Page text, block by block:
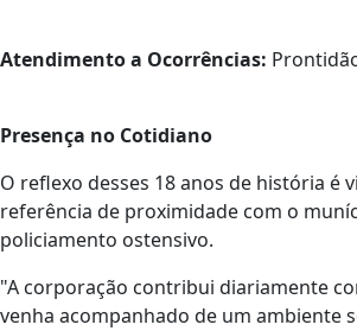
Atendimento a Ocorrências:
Presença no Cotidiano
​O reflexo desses 18 anos de história é
referência de proximidade com o
policiamento ostensivo.
​"A corporação contribui diariamente
venha acompanhado de um ambiente